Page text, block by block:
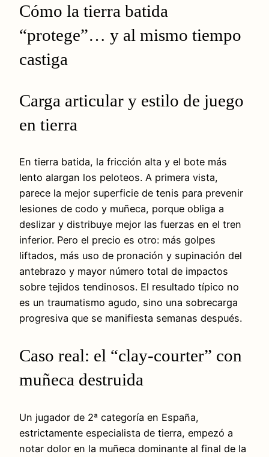
Cómo la tierra batida
“protege”… y al mismo tiempo
castiga
Carga articular y estilo de juego
en tierra
En tierra batida, la fricción alta y el bote más
lento alargan los peloteos. A primera vista,
parece la mejor superficie de tenis para prevenir
lesiones de codo y muñeca, porque obliga a
deslizar y distribuye mejor las fuerzas en el tren
inferior. Pero el precio es otro: más golpes
liftados, más uso de pronación y supinación del
antebrazo y mayor número total de impactos
sobre tejidos tendinosos. El resultado típico no
es un traumatismo agudo, sino una sobrecarga
progresiva que se manifiesta semanas después.
Caso real: el “clay-courter” con
muñeca destruida
Un jugador de 2ª categoría en España,
estrictamente especialista de tierra, empezó a
notar dolor en la muñeca dominante al final de la